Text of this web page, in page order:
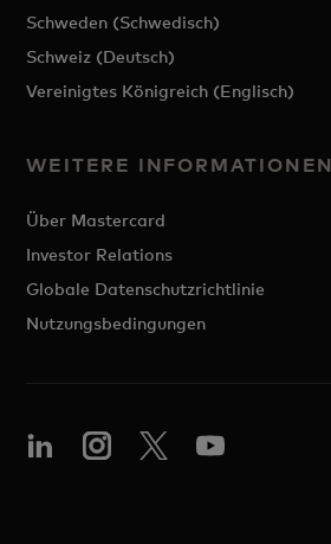
Schweden (Schwedisch)
Schweiz (Deutsch)
Vereinigtes Königreich (Englisch)
WEITERE INFORMATIONEN
Über Mastercard
Investor Relations
Globale Datenschutzrichtlinie
Nutzungsbedingungen